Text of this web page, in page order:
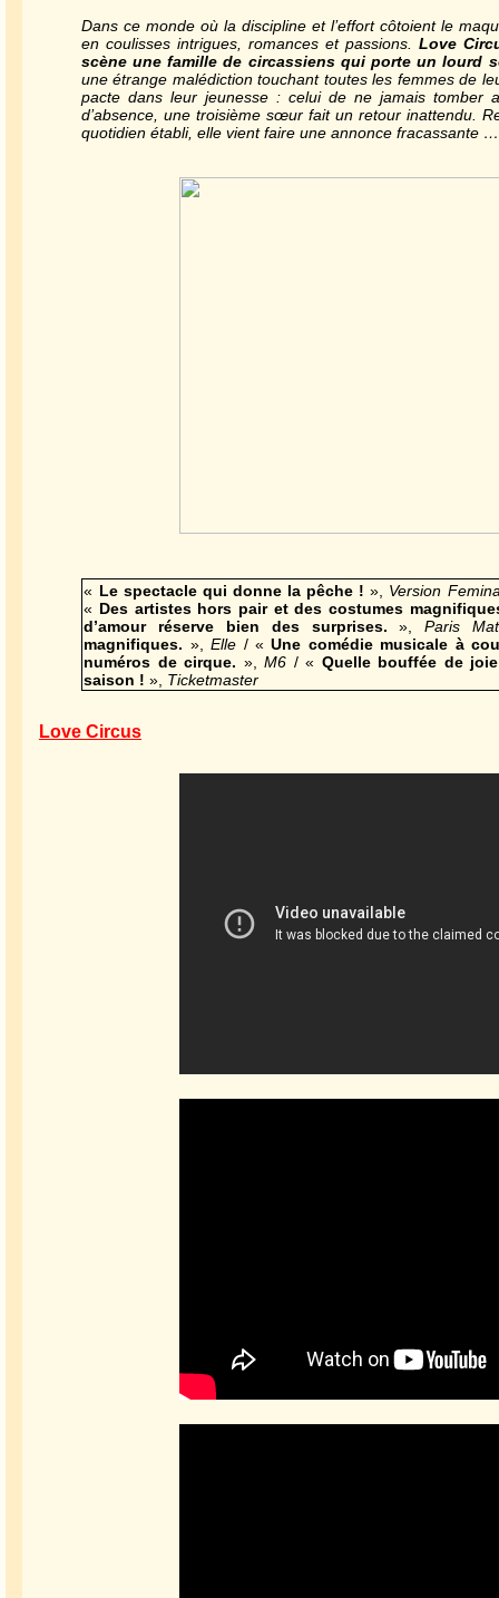
Dans ce monde où la discipline et l’effort côtoient le
en coulisses intrigues, romances et passions. Love
scène une famille de circassiens qui porte un lourd
une étrange malédiction touchant toutes les femmes de
pacte dans leur jeunesse : celui de ne jamais tomber
d’absence, une troisième sœur fait un retour inattendu.
quotidien établi, elle vient faire une annonce fracassante …
« Le spectacle qui donne la pêche ! », Version
« Des artistes hors pair et des costumes
d’amour réserve bien des surprises. »,Paris
magnifiques. »,Elle / «Une comédie musicale à
numéros de cirque. »,M6 / « Quelle bouffée de
saison ! », Ticketmaster
Love Circus